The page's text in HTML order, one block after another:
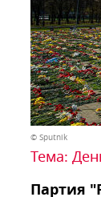
© Sputnik
Тема:
Партия